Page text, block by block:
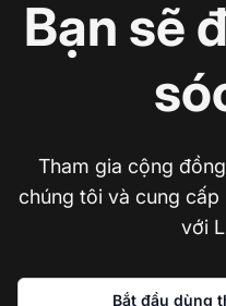
Bạn sẽ
Tham gia cộng
chúng tôi và cung
với
Bắt đầu dùng